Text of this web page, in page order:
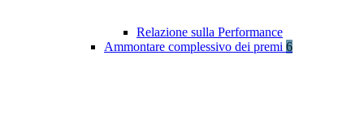
Relazione sulla Performance
Ammontare complessivo dei premi 6